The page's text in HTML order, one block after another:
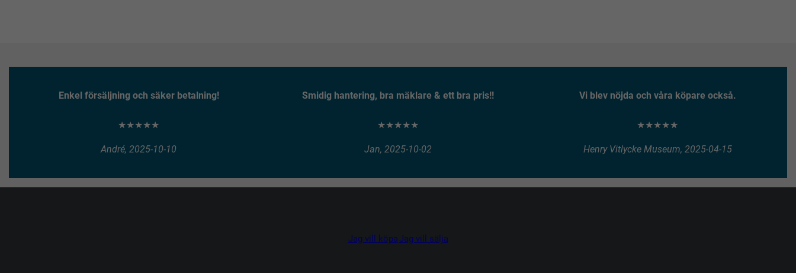
Enkel försäljning och säker betalning!
★★★★★
André, 2025-10-10
Smidig hantering, bra mäklare & ett bra pris!!
★★★★★
Jan, 2025-10-02
Vi blev nöjda och våra köpare också.
★★★★★
Henry Vitlycke Museum, 2025-04-15
Jag vill köpaJag vill sälja